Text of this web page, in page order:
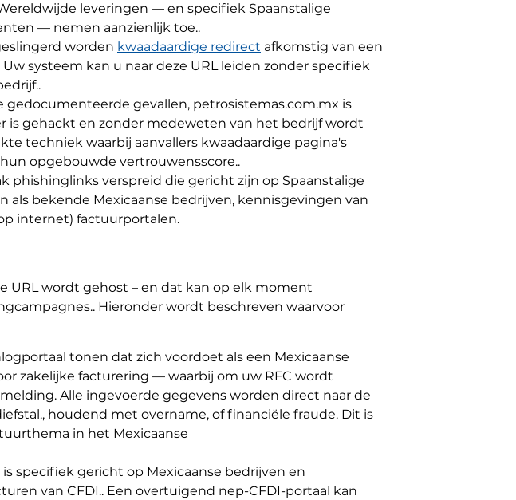
leveringen — en specifiek Spaanstalige
— nemen aanzienlijk toe..
worden kwaadaardige redirect afkomstig van een
Uw systeem kan u naar deze URL leiden zonder specifiek
gevallen, petrosistemas.com.mx is
is gehackt en zonder medeweten van het bedrijf wordt
techniek waarbij aanvallers kwaadaardige pagina's
opgebouwde vertrouwensscore..
phishinglinks verspreid die gericht zijn op Spaanstalige
als bekende Mexicaanse bedrijven, kennisgevingen van
internet) factuurportalen.
URL wordt gehost – en dat kan op elk moment
Hieronder wordt beschreven waarvoor
tonen dat zich voordoet als een Mexicaanse
zakelijke facturering — waarbij om uw RFC wordt
Alle ingevoerde gegevens worden direct naar de
houdend met overname, of financiële fraude. Dit is
in het Mexicaanse
specifiek gericht op Mexicaanse bedrijven en
van CFDI.. Een overtuigend nep-CFDI-portaal kan